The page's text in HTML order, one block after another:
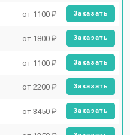
от 1100 ₽ Заказать
от 1800 ₽ Заказать
от 1100 ₽ Заказать
от 2200 ₽ Заказать
от 3450 ₽ Заказать